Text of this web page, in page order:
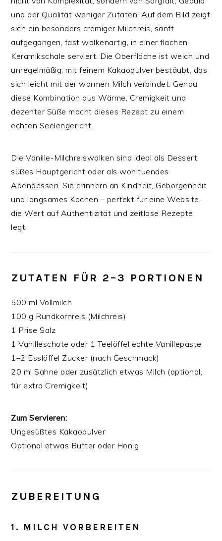
und der Qualität weniger Zutaten. Auf dem Bild zeigt
sich ein besonders cremiger Milchreis, sanft
aufgegangen, fast wolkenartig, in einer flachen
Keramikschale serviert. Die Oberfläche ist weich und
unregelmäßig, mit feinem Kakaopulver bestäubt, das
sich leicht mit der warmen Milch verbindet. Genau
diese Kombination aus Wärme, Cremigkeit und
dezenter Süße macht dieses Rezept zu einem
echten Seelengericht.
Die Vanille-Milchreiswolken sind ideal als Dessert,
süßes Hauptgericht oder als wohltuendes
Abendessen. Sie erinnern an Kindheit, Geborgenheit
und langsames Kochen – perfekt für eine Website,
die Wert auf Authentizität und zeitlose Rezepte
legt.
ZUTATEN FÜR 2–3 PORTIONEN
500 ml Vollmilch
100 g Rundkornreis (Milchreis)
1 Prise Salz
1 Vanilleschote oder 1 Teelöffel echte Vanillepaste
1–2 Esslöffel Zucker (nach Geschmack)
20 ml Sahne oder zusätzlich etwas Milch (optional,
für extra Cremigkeit)
Zum Servieren:
Ungesüßtes Kakaopulver
Optional etwas Butter oder Honig
ZUBEREITUNG
1. MILCH VORBEREITEN